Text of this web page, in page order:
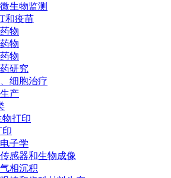
生物监测
和疫苗
物
物
物
研究
细胞治疗
产
物打印
印
子学
感器和生物成像
相沉积